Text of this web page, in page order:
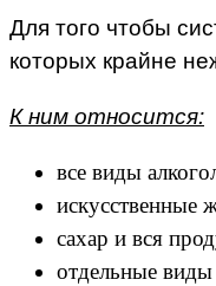
Для того чтобы
которых крайне
К ним относится:
все виды
искусственные
сахар и вся
отдельные